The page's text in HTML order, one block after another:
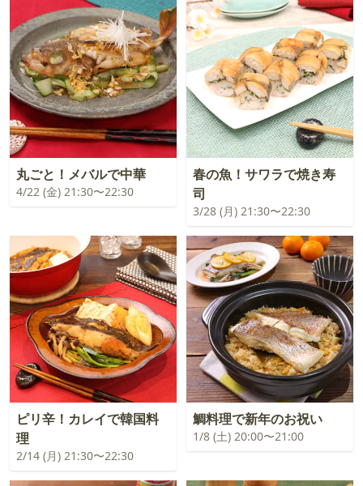
丸ごと！メバルで中華
4/22 (金) 21:30〜22:30
春の魚！サワラで焼き寿
司
3/28 (月) 21:30〜22:30
ピリ辛！カレイで韓国料
理
2/14 (月) 21:30〜22:30
鯛料理で新年のお祝い
1/8 (土) 20:00〜21:00